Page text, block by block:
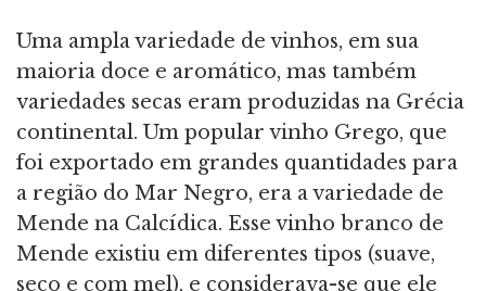
Uma ampla variedade de vinhos, em sua
maioria doce e aromático, mas também
variedades secas eram produzidas na Grécia
continental. Um popular vinho Grego, que
foi exportado em grandes quantidades para
a região do Mar Negro, era a variedade de
Mende na Calcídica. Esse vinho branco de
Mende existiu em diferentes tipos (suave,
seco e com mel), e considerava-se que ele